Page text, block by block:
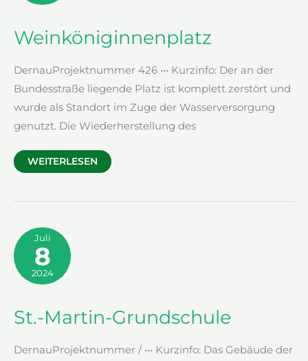
Weinköniginnenplatz
DernauProjektnummer 426 ••• Kurzinfo: Der an der
Bundesstraße liegende Platz ist komplett zerstört und
wurde als Standort im Zuge der Wasserversorgung
genutzt. Die Wiederherstellung des
WEINKÖNIGINNENPLATZ
WEITERLESEN
Juli
8
2024
St.-Martin-Grundschule
DernauProjektnummer / ••• Kurzinfo: Das Gebäude der